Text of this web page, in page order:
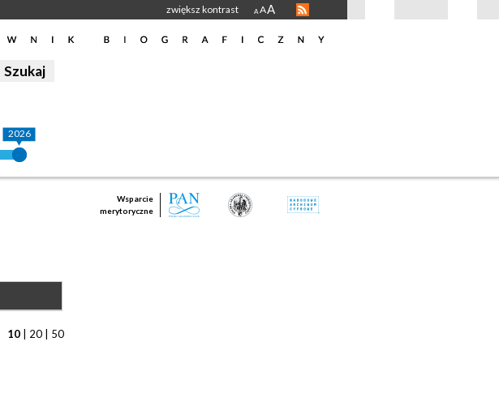
zwiększ kontrast A AA
2026
Wsparcie
merytoryczne
10 20 50